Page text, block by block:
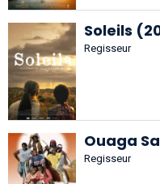
Soleils
Regisseur
Ouaga
Regisseur